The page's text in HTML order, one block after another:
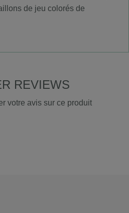
de jeu colorés de
REVIEWS
votre avis sur ce produit